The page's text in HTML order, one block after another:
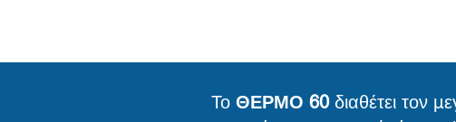
Το ΘΕΡΜΟ 60διαθέτει τον